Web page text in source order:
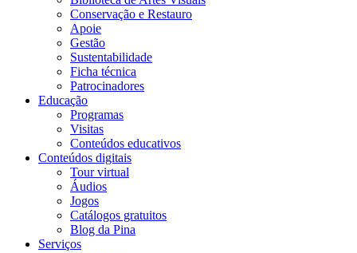
Conservação e Restauro
Apoie
Gestão
Sustentabilidade
Ficha técnica
Patrocinadores
Educação
Programas
Visitas
Conteúdos educativos​
Conteúdos digitais
Tour virtual
Áudios
Jogos
Catálogos gratuitos
Blog da Pina
Serviços